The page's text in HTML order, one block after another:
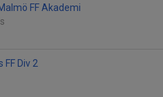
FF Akademi
FF Div 2